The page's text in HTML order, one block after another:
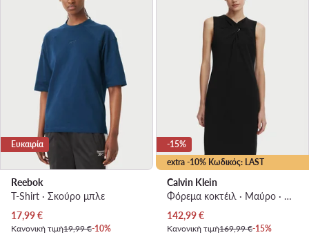
Ευκαιρία
Reebok
T-Shirt · Σκούρο μπλε
Τρέχουσα τιμή
17,99€
Κανονική τιμή19,99 €-10%
extra -10% Κωδικός: LAST
-15%
Calvin Klein
Φόρεμα κοκτέιλ · Μαύρο · Mini
Τρέχουσα τιμή
142,99€
Κανονική τιμή169,99 €-15%